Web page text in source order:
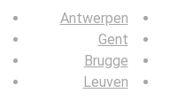
Antwerpen
Gent
Brugge
Leuven